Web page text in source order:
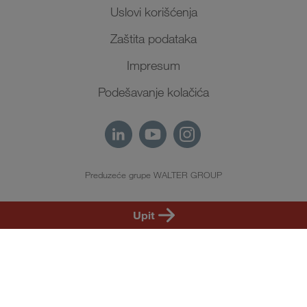
Upit
Uslovi korišćenja
Zaštita podataka
Impresum
Podešavanje kolačića
Preduzeće grupe WALTER GROUP